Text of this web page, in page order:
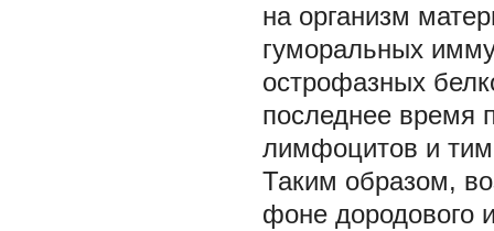
на организм
гуморальных
острофазных
последнее время
лимфоцитов и
Таким образом,
фоне дородового